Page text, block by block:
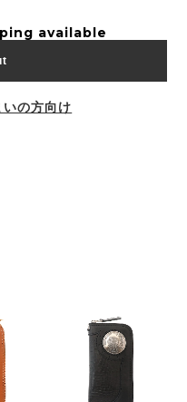
available
いの方向け